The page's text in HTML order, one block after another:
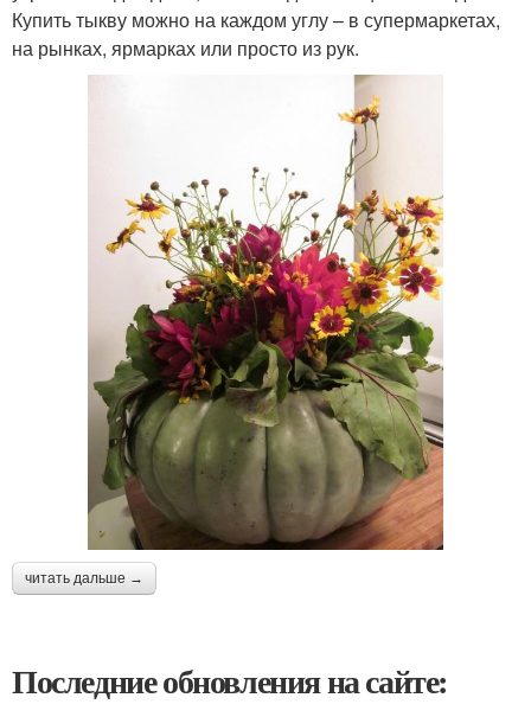
Купить тыкву можно на каждом углу – в супермаркетах,
на рынках, ярмарках или просто из рук.
читать дальше →
Последние обновления на сайте: